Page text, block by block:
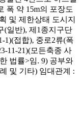
폭 약 15m의 포장도
및 제한상태 도시지
(일반), 제1종지구단
1)(접합), 중로2류(폭
11-21)(모든축종 사
법률>임. 9) 공부와
및 기타) 임대관계 :